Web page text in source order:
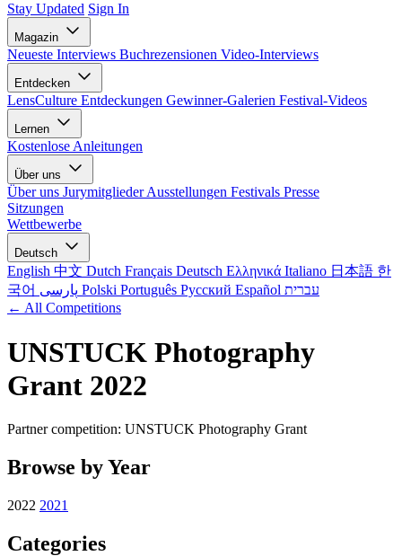
Stay Updated Sign In
Magazin
Neueste Interviews Buchrezensionen Video-Interviews
Entdecken
LensCulture Entdeckungen Gewinner-Galerien Festival-Videos
Lernen
Kostenlose Anleitungen
Über uns
Über uns JurymitgliederAusstellungen Festivals Presse
Sitzungen
Wettbewerbe
Deutsch
English 中文 Dutch Français Deutsch Ελληνικά Italiano 日本語 한
국어
Polski Português Русский Español עברית
← All Competitions
UNSTUCK Photography
Grant 2022
Partner competition: UNSTUCK Photography Grant
Browse by Year
2022 2021
Categories